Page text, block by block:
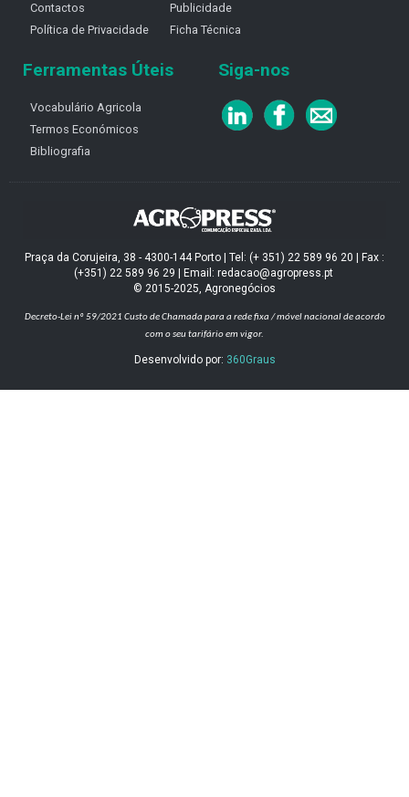
Contactos
Política de Privacidade
Publicidade
Ficha Técnica
Ferramentas Úteis
Vocabulário Agricola
Termos Económicos
Bibliografia
Siga-nos
Praça da Corujeira, 38 - 4300-144 Porto | Tel: (+ 351) 22 589 96 20 | Fax :
(+351) 22 589 96 29 | Email: redacao@agropress.pt
© 2015-2025, Agronegócios
Decreto-Lei nº 59/2021 Custo de Chamada para a rede fixa / móvel nacional de acordo
com o seu tarifário em vigor.
Desenvolvido por: 360Graus